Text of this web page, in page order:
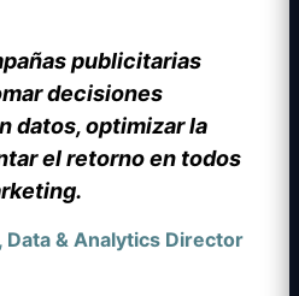
publicitarias
decisiones
datos, optimizar la
el retorno en todos
Data & Analytics Director